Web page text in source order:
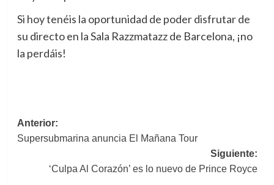
Si hoy tenéis la oportunidad de poder disfrutar de
su directo en la Sala Razzmatazz de Barcelona, ¡no
la perdáis!
Navegación
de
entradas
Anterior:
Supersubmarina anuncia El Mañana Tour
Siguiente:
‘Culpa Al Corazón’ es lo nuevo de Prince Royce